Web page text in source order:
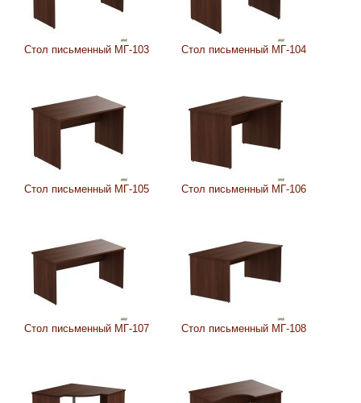
Стол письменный МГ-103 Стол письменный МГ-104
Стол письменный МГ-105 Стол письменный МГ-106
Стол письменный МГ-107 Стол письменный МГ-108